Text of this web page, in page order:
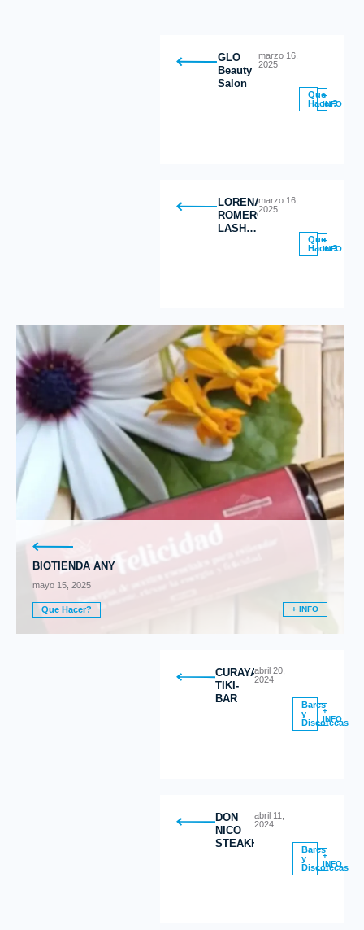
GLO
Beauty
Salon
marzo 16,
2025
Que
Hacer?
+
INFO
LORENA
ROMERO
LASH
marzo 16,
2025
Que
Hacer?
+
INFO
BIOTIENDA ANY
mayo 15, 2025
Que Hacer? + INFO
CURAYACU
TIKI-
BAR
abril 20,
2024
Bares
y
Discotecas
+
INFO
DON
NICO
STEAKHOUSE
abril 11,
2024
Bares
y
Discotecas
+
INFO